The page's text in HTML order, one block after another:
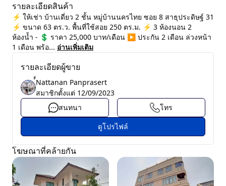
รายละเอียดสินค้า
⚡ ให้เช่า บ้านเดี่ยว 2 ชั้น หมู่บ้านนครไทย ซอย 8 สาธุประดิษฐ์ 31
⚡ ขนาด 63 ตร.ว. พื้นที่ใช้สอย 250 ตร.ม. ⚡ 3 ห้องนอน 2
ห้องน้ำ - 💲 ราคา 25,000 บาท/เดือน ▶️ ประกัน 2 เดือน ล่วงหน้า
1 เดือน พร้อ... อ่านเพิ่มเติม
รายละเอียดผู้ขาย
์์Nattanan Panprasert
สมาชิกตั้งแต่ 12/09/2023
สนทนา
โทร
ดูโปรไฟล์
โฆษณาที่คล้ายกัน